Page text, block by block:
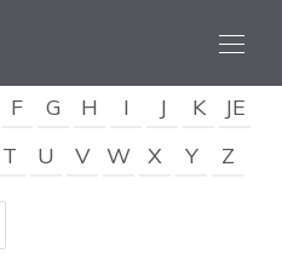
F G H I J K
JE
T U V W X Y Z